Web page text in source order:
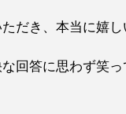
だき、本当に嬉し
回答に思わず笑